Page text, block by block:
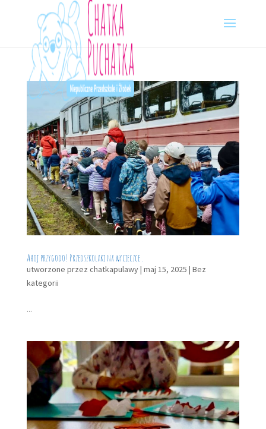
Ahoj przygodo! Przedszkolaki na wycieczce .
utworzone przez chatkapulawy| maj 15, 2025 | Bez
kategorii
...